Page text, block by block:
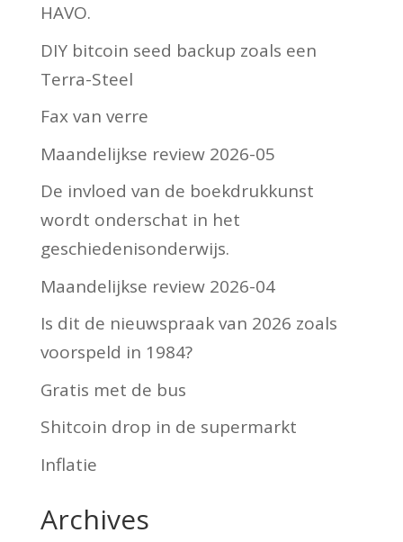
HAVO.
DIY bitcoin seed backup zoals een
Terra-Steel
Fax van verre
Maandelijkse review 2026-05
De invloed van de boekdrukkunst
wordt onderschat in het
geschiedenisonderwijs.
Maandelijkse review 2026-04
Is dit de nieuwspraak van 2026 zoals
voorspeld in 1984?
Gratis met de bus
Shitcoin drop in de supermarkt
Inflatie
Archives